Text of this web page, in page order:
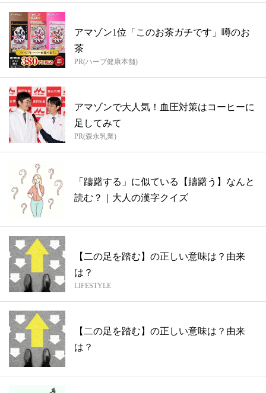
アマゾン1位「このお茶ガチです」噂のお
茶
PR(ハーブ健康本舗)
アマゾンで大人気！血圧対策はコーヒーに
足してみて
PR(森永乳業)
「躊躇する」に似ている【躊躇う】なんと
読む？｜大人の漢字クイズ
【二の足を踏む】の正しい意味は？由来
は？
LIFESTYLE
【二の足を踏む】の正しい意味は？由来
は？